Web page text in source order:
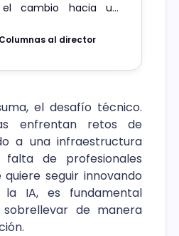
cambio hacia un
Columnas al director
el desafío técnico.
enfrentan retos de
a una infraestructura
de profesionales
seguir innovando
IA, es fundamental
de manera